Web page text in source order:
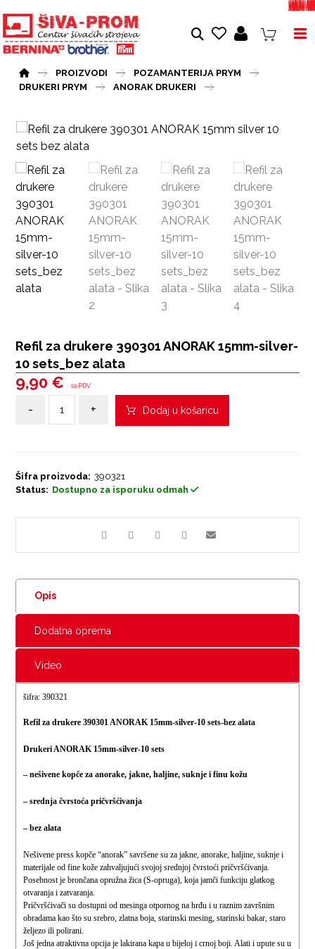
PROIZVODI
POZAMANTERIJA PRYM
DRUKERI PRYM
ANORAK DRUKERI
Refil za drukere 390301 ANORAK 15mm-silver-
10 sets_bez alata
9,90 € sa PDV
- + Dodaj u košaricu
Šifra proizvoda: 390321
Status: Dostupno za isporuku odmah
Opis
Dodatna oprema
Video
šifra: 390321
Refil za drukere 390301 ANORAK 15mm-silver-10 sets-bez alata
Drukeri ANORAK 15mm-silver-10 sets
– nešivene kopče za anorake, jakne, haljine, suknje i finu kožu
– srednja čvrstoća pričvršćivanja
– bez alata
Nešivene press kopče “anorak” savršene su za jakne, anorake, haljine, suknje i
materijaleod fine kože zahvaljujući svojoj srednjoj čvrstoći pričvršćivanja.
Posebnost je brončana opružna žica (S-opruga), koja jamči funkciju glatkog
otvaranja i zatvaranja.
Pričvršćivači su dostupni od mesinga otpornog na hrđu i u raznim završnim
obradama kaošto su srebro, zlatna boja, starinski mesing, starinski bakar, staro
željezo ili polirani.
Još jedna atraktivna opcija je lakirana kapa u bijeloj i crnoj boji.Alati i upute su u